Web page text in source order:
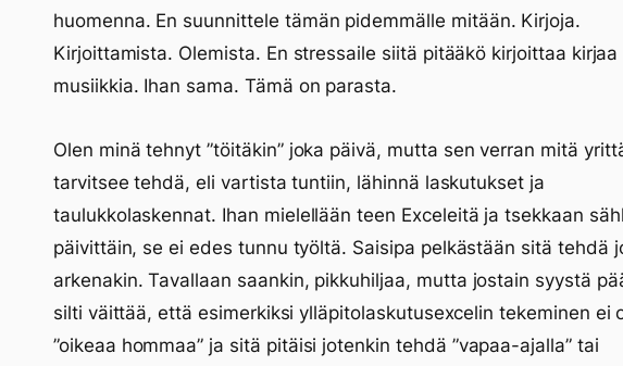
huomenna. En suunnittele tämän pidemmälle mitään. Kirjoja.
Kirjoittamista. Olemista. En stressaile siitä pitääkö kirjoittaa
musiikkia. Ihan sama. Tämä on parasta.
Olen minä tehnyt ”töitäkin” joka päivä, mutta sen verran mitä
tarvitsee tehdä, eli vartista tuntiin, lähinnä laskutukset ja
taulukkolaskennat. Ihan mielellään teen Exceleitä ja tsekkaan
päivittäin, se ei edes tunnu työltä. Saisipa pelkästään sitä tehdä
arkenakin. Tavallaan saankin, pikkuhiljaa, mutta jostain syystä
silti väittää, että esimerkiksi ylläpitolaskutusexcelin tekeminen ei
”oikeaa hommaa” ja sitä pitäisi jotenkin tehdä ”vapaa-ajalla” tai